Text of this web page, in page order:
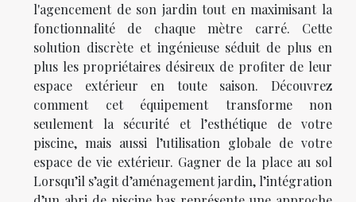
l'agencement de son jardin tout en maximisant la
fonctionnalité de chaque mètre carré. Cette
solution discrète et ingénieuse séduit de plus en
plus les propriétaires désireux de profiter de leur
espace extérieur en toute saison. Découvrez
comment cet équipement transforme non
seulement la sécurité et l’esthétique de votre
piscine, mais aussi l’utilisation globale de votre
espace de vie extérieur. Gagner de la place au sol
Lorsqu’il s’agit d’aménagement jardin, l’intégration